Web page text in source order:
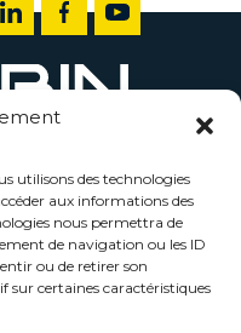
utilisons des technologies
aux informations des
nous permettra de
de navigation ou les ID
ou de retirer son
certaines caractéristiques
ROBIN LES
85590 LES EPESSES
06
robin.fr